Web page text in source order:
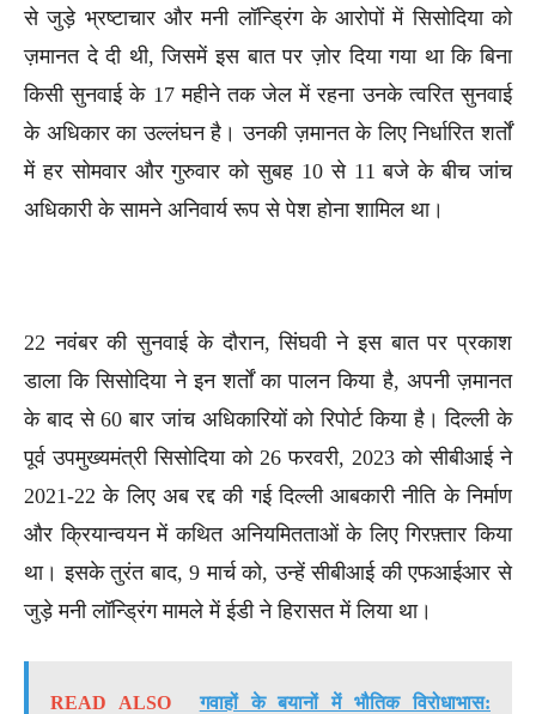
से जुड़े भ्रष्टाचार और मनी लॉन्ड्रिंग के आरोपों में सिसोदिया को
ज़मानत दे दी थी, जिसमें इस बात पर ज़ोर दिया गया था कि बिना
किसी सुनवाई के 17 महीने तक जेल में रहना उनके त्वरित सुनवाई
के अधिकार का उल्लंघन है। उनकी ज़मानत के लिए निर्धारित शर्तों
में हर सोमवार और गुरुवार को सुबह 10 से 11 बजे के बीच जांच
अधिकारी के सामने अनिवार्य रूप से पेश होना शामिल था।
22 नवंबर की सुनवाई के दौरान, सिंघवी ने इस बात पर प्रकाश
डाला कि सिसोदिया ने इन शर्तों का पालन किया है, अपनी ज़मानत
के बाद से 60 बार जांच अधिकारियों को रिपोर्ट किया है। दिल्ली के
पूर्व उपमुख्यमंत्री सिसोदिया को 26 फरवरी, 2023 को सीबीआई ने
2021-22 के लिए अब रद्द की गई दिल्ली आबकारी नीति के निर्माण
और क्रियान्वयन में कथित अनियमितताओं के लिए गिरफ़्तार किया
था। इसके तुरंत बाद, 9 मार्च को, उन्हें सीबीआई की एफआईआर से
जुड़े मनी लॉन्ड्रिंग मामले में ईडी ने हिरासत में लिया था।
READ ALSO
गवाहों के बयानों में भौतिक विरोधाभास: